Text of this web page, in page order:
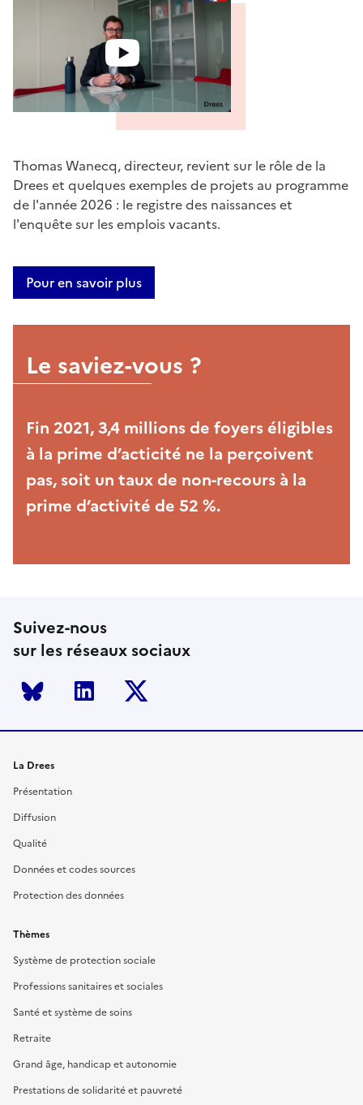
Thomas Wanecq, directeur, revient sur le rôle de la
Drees et quelques exemples de projets au programme
de l'année 2026 : le registre des naissances et
l'enquête sur les emplois vacants.
Pour en savoir plus
Le saviez-vous ?
Fin 2021, 3,4 millions de foyers éligibles
à la prime d’acticité ne la perçoivent
pas, soit un taux de non-recours à la
prime d’activité de 52 %.
Suivez-nous
sur les réseaux sociaux
Bluesky LinkedIn
La Drees
Présentation
Diffusion
Qualité
Données et codes sources
Protection des données
Thèmes
Système de protection sociale
Professions sanitaires et sociales
Santé et système de soins
Retraite
Grand âge, handicap et autonomie
Prestations de solidarité et pauvreté